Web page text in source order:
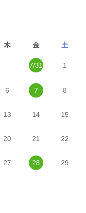
木 金 土
7/31 1
6 7 8
13 14 15
20 21 22
27 28 29